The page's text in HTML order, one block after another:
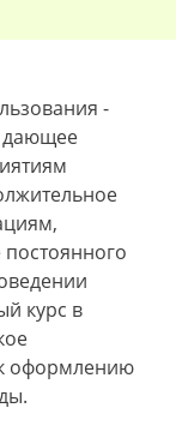
-
дающее
курс в
оформлению